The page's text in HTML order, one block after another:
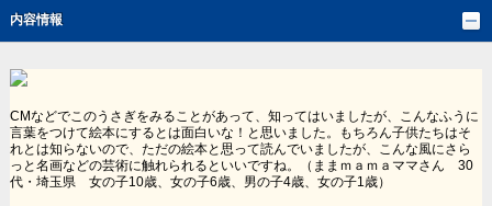
内容情報
CMなどでこのうさぎをみることがあって、知ってはいましたが、こんなふうに
言葉をつけて絵本にするとは面白いな！と思いました。もちろん子供たちはそ
れとは知らないので、ただの絵本と思って読んでいましたが、こんな風にさら
っと名画などの芸術に触れられるといいですね。（ままｍａｍａママさん 30
代・埼玉県 女の子10歳、女の子6歳、男の子4歳、女の子1歳）